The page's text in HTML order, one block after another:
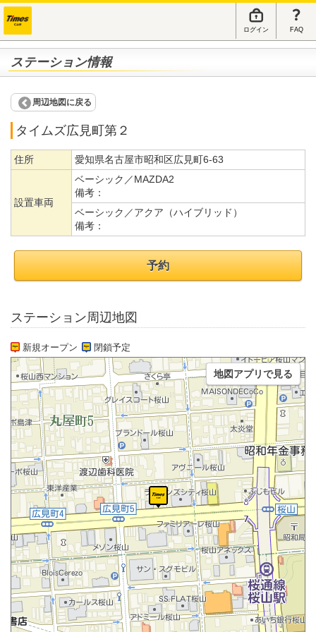
ログイン FAQ
ステーション情報
周辺地図に戻る
タイムズ広見町第２
住所 愛知県名古屋市昭和区広見町6-63
設置車両
ベーシック／MAZDA2
備考：
ベーシック／アクア（ハイブリッド）
備考：
予約
ステーション周辺地図
新規オープン 閉鎖予定
地図アプリで見る